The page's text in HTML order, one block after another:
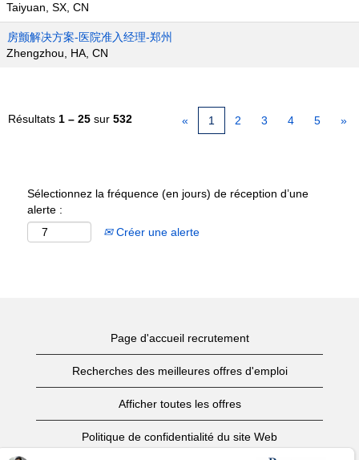
Taiyuan, SX, CN
房颤解决方案-医院准入经理-郑州
Zhengzhou, HA, CN
Résultats 1 – 25 sur 532 « 1 2 3 4 5 »
Sélectionnez la fréquence (en jours) de réception d’une
alerte :
Créer une alerte
Page d'accueil recrutement
Recherches des meilleures offres d'emploi
Afficher toutes les offres
Politique de confidentialité du site Web